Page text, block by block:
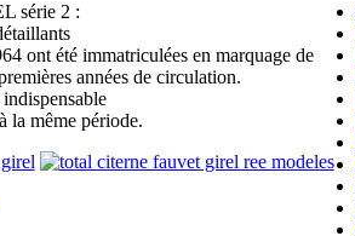
série 2 :
ont été immatriculées en marquage de
années de circulation.
la même période.